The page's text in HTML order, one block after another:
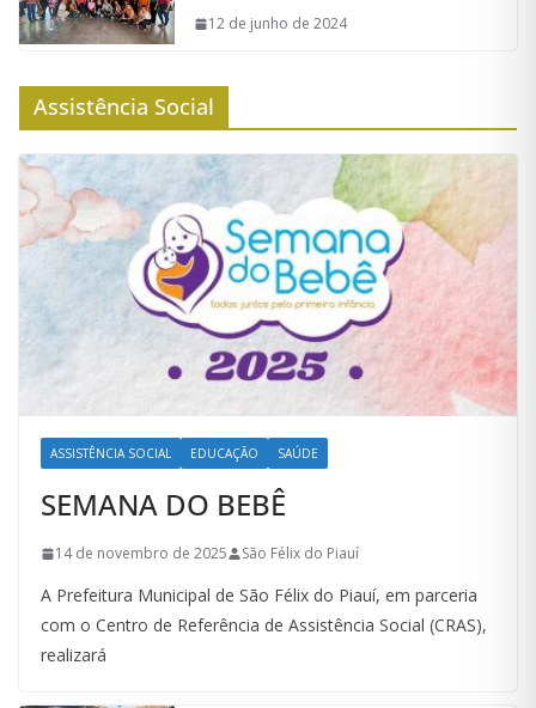
12 de junho de 2024
Assistência Social
ASSISTÊNCIA SOCIAL EDUCAÇÃO SAÚDE
SEMANA DO BEBÊ
14 de novembro de 2025 São Félix do Piauí
A Prefeitura Municipal de São Félix do Piauí, em parceria
com o Centro de Referência de Assistência Social (CRAS),
realizará